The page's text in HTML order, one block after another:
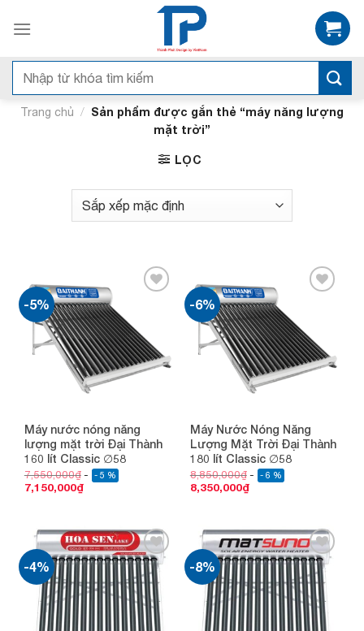
qua
dungTìm
kiếm:
Trang chủ / Sản phẩm được gắn thẻ “máy năng lượng
mặt trời”
LỌC
-5%
Add to
wishlist
Máy nước nóng năng
lượng mặt trời Đại Thành
160 lít Classic ∅58
7,550,000₫ - 5 %
7,150,000₫
-6%
Add to
wishlist
Máy Nước Nóng Năng
Lượng Mặt Trời Đại Thành
180 lít Classic ∅58
8,850,000₫ - 6 %
8,350,000₫
-4%
Add to
wishlist
-8%
Add to
wishlist